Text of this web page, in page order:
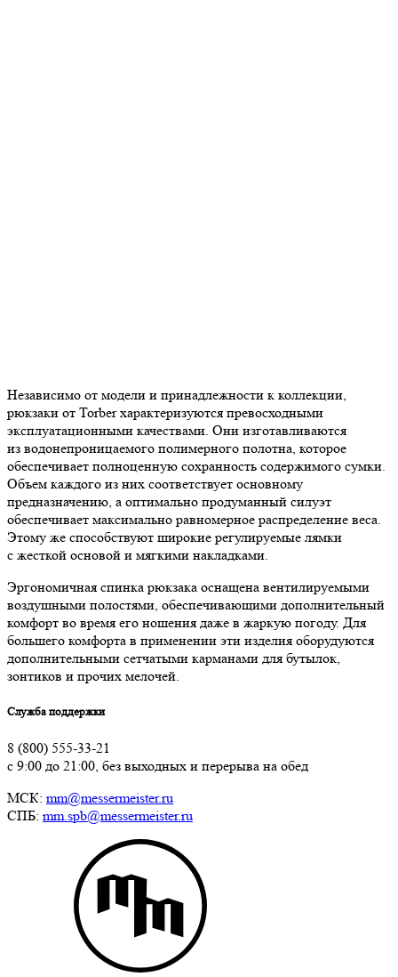
Независимо от модели и принадлежности к коллекции,
рюкзаки от Torber характеризуются превосходными
эксплуатационными качествами. Они изготавливаются
из водонепроницаемого полимерного полотна, которое
обеспечивает полноценную сохранность содержимого сумки.
Объем каждого из них соответствует основному
предназначению, а оптимально продуманный силуэт
обеспечивает максимально равномерное распределение веса.
Этому же способствуют широкие регулируемые лямки
с жесткой основой и мягкими накладками.
Эргономичная спинка рюкзака оснащена вентилируемыми
воздушными полостями, обеспечивающими дополнительный
комфорт во время его ношения даже в жаркую погоду. Для
большего комфорта в применении эти изделия оборудуются
дополнительными сетчатыми карманами для бутылок,
зонтиков и прочих мелочей.
Служба поддержки
8 (800) 555-33-21
с 9:00 до 21:00, без выходных и перерыва на обед
МСК: mm@messermeister.ru
СПБ: mm.spb@messermeister.ru